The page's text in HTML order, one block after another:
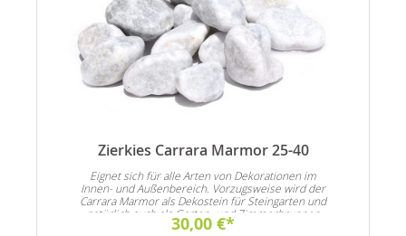
Zierkies Carrara Marmor 25-40
Eignet sich für alle Arten von Dekorationen im
Innen- und Außenbereich. Vorzugsweise wird der
Carrara Marmor als Dekostein für Steingarten und
natürlich auch als Garten- und Zimmerbrunnen
Dekoration verwendet
30,00 €